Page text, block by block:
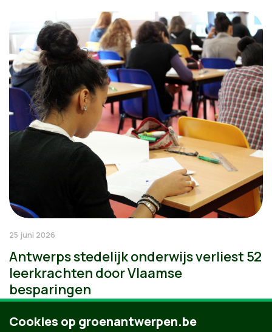
25 juni 2026
Antwerps stedelijk onderwijs verliest 52
leerkrachten door Vlaamse
besparingen
Cookies op groenantwerpen.be